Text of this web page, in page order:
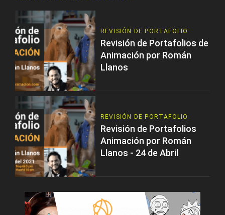
REVISIÓN DE PORTAFOLIO
Revisión de Portafolios de
Animación por Román
Llanos
REVISIÓN DE PORTAFOLIO
Revisión de Portafolios
Animación por Román
Llanos - 24 de Abril